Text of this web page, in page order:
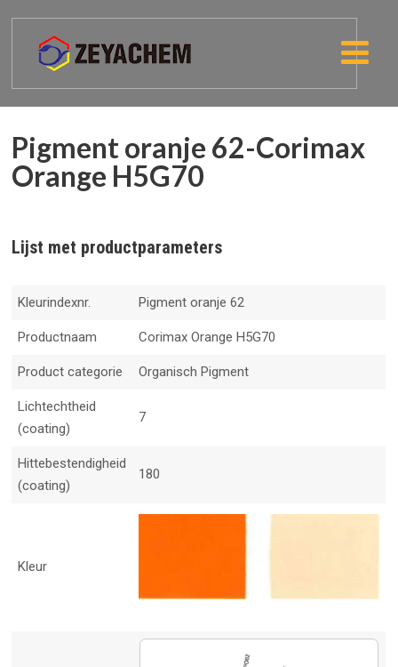
Pigment oranje 62-Corimax
Orange H5G70
Lijst met productparameters
Kleurindexnr. Pigment oranje 62
Productnaam Corimax Orange H5G70
Product categorie Organisch Pigment
Lichtechtheid
(coating)
7
Hittebestendigheid
(coating)
180
Kleur